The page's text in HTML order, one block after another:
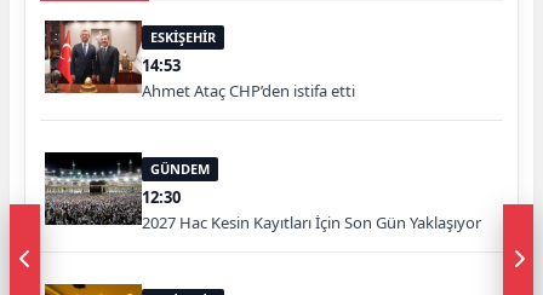
ESKİŞEHİR
14:53
Ahmet Ataç CHP’den istifa etti
GÜNDEM
12:30
2027 Hac Kesin Kayıtları İçin Son Gün Yaklaşıyor